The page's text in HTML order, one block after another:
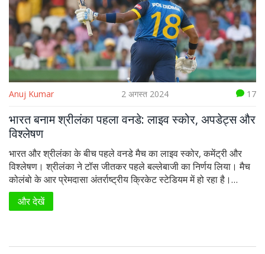
Anuj Kumar 2 अगस्त 2024 17
भारत बनाम श्रीलंका पहला वनडे: लाइव स्कोर, अपडेट्स और
विश्लेषण
भारत और श्रीलंका के बीच पहले वनडे मैच का लाइव स्कोर, कमेंट्री और
विश्लेषण। श्रीलंका ने टॉस जीतकर पहले बल्लेबाजी का निर्णय लिया। मैच
कोलंबो के आर प्रेमदासा अंतर्राष्ट्रीय क्रिकेट स्टेडियम में हो रहा है।
भारतीय टीम रोहित शर्मा के नेतृत्व में खेल रही है और सीरीज उनके लिए
महत्वपूर्ण है।
और देखें